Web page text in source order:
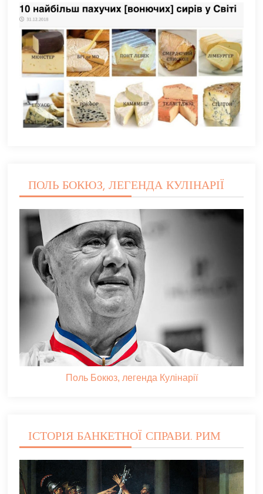
ПОЛЬ БОКЮЗ, ЛЕГЕНДА КУЛІНАРІЇ
Поль Бокюз, легенда Кулінарії
ІСТОРІЯ БАНКЕТНОЇ СПРАВИ. РИМ